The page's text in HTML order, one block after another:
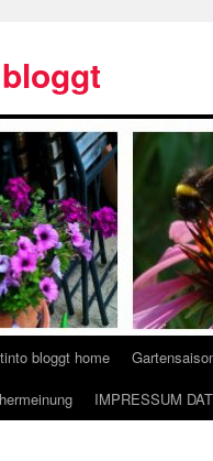
tinto bloggt home
IMPRESSUM